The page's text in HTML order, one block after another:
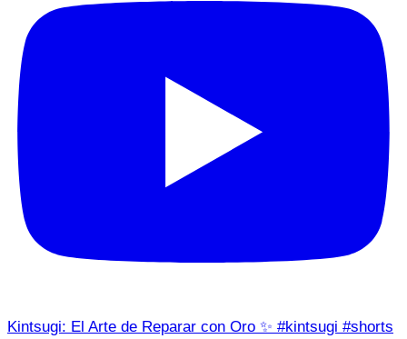
Kintsugi: El Arte de Reparar con Oro ✨ #kintsugi #shorts